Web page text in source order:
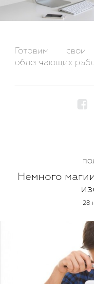
Готовим
облегчающих
Немного
28